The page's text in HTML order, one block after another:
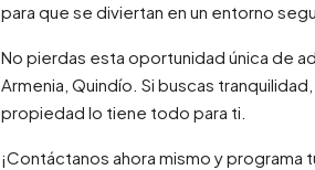
para que se diviertan en un entorno
No pierdas esta oportunidad única de
Armenia, Quindío. Si buscas
propiedad lo tiene todo para ti.
¡Contáctanos ahora mismo y programa